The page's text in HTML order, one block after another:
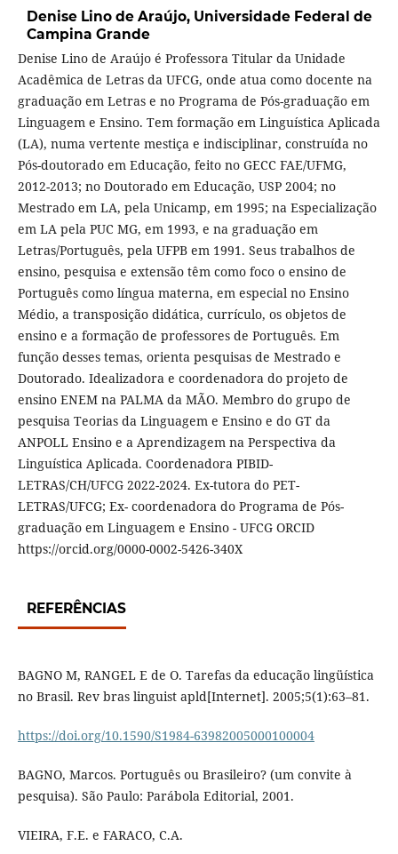
Denise Lino de Araújo, Universidade Federal de
Campina Grande
Denise Lino de Araújo é Professora Titular da Unidade
Acadêmica de Letras da UFCG, onde atua como docente na
graduação em Letras e no Programa de Pós-graduação em
Linguagem e Ensino. Tem formação em Linguística Aplicada
(LA), numa vertente mestiça e indisciplinar, construída no
Pós-doutorado em Educação, feito no GECC FAE/UFMG,
2012-2013; no Doutorado em Educação, USP 2004; no
Mestrado em LA, pela Unicamp, em 1995; na Especialização
em LA pela PUC MG, em 1993, e na graduação em
Letras/Português, pela UFPB em 1991. Seus trabalhos de
ensino, pesquisa e extensão têm como foco o ensino de
Português como língua materna, em especial no Ensino
Médio, a transposição didática, currículo, os objetos de
ensino e a formação de professores de Português. Em
função desses temas, orienta pesquisas de Mestrado e
Doutorado. Idealizadora e coordenadora do projeto de
ensino ENEM na PALMA da MÃO. Membro do grupo de
pesquisa Teorias da Linguagem e Ensino e do GT da
ANPOLL Ensino e a Aprendizagem na Perspectiva da
Linguística Aplicada. Coordenadora PIBID-
LETRAS/CH/UFCG 2022-2024. Ex-tutora do PET-
LETRAS/UFCG; Ex- coordenadora do Programa de Pós-
graduação em Linguagem e Ensino - UFCG ORCID
https://orcid.org/0000-0002-5426-340X
REFERÊNCIAS
BAGNO M, RANGEL E de O. Tarefas da educação lingüística
no Brasil. Rev bras linguist apld[Internet]. 2005;5(1):63–81.
https://doi.org/10.1590/S1984-63982005000100004
BAGNO, Marcos. Português ou Brasileiro? (um convite à
pesquisa). São Paulo: Parábola Editorial, 2001.
VIEIRA, F.E. e FARACO, C.A.